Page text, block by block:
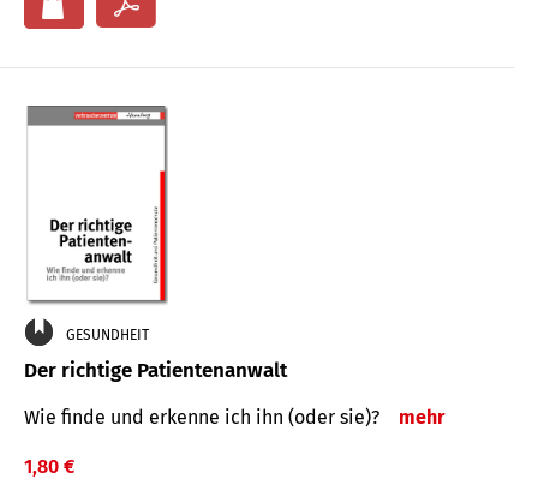
GESUNDHEIT
Der richtige Patientenanwalt
Wie finde und erkenne ich ihn (oder sie)? mehr
1,80 €